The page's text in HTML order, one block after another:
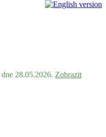
28.05.2026. Zobrazit